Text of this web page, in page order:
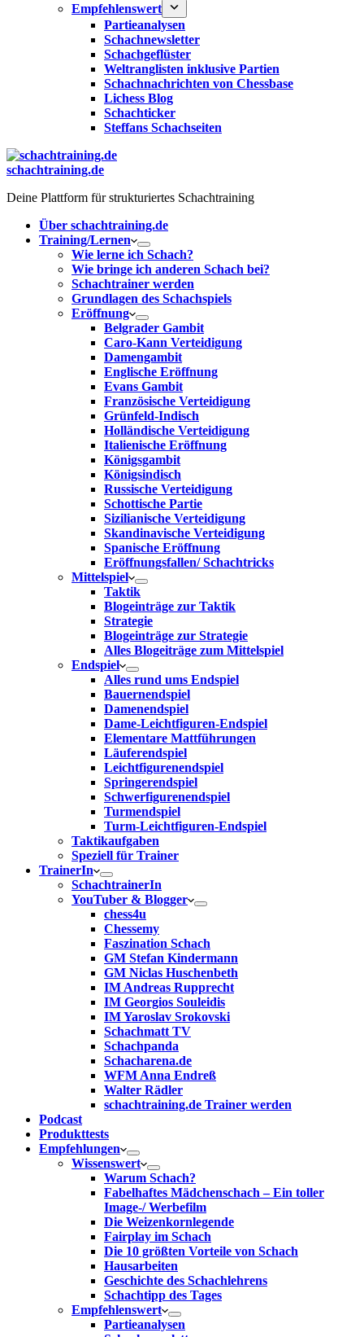
Empfehlenswert
Partieanalysen
Schachnewsletter
Schachgeflüster
Weltranglisten inklusive Partien
Schachnachrichten von Chessbase
Lichess Blog
Schachticker
Steffans Schachseiten
schachtraining.de
Deine Plattform für strukturiertes Schachtraining
Über schachtraining.de
Training/Lernen
Wie lerne ich Schach?
Wie bringe ich anderen Schach bei?
Schachtrainer werden
Grundlagen des Schachspiels
Eröffnung
Belgrader Gambit
Caro-Kann Verteidigung
Damengambit
Englische Eröffnung
Evans Gambit
Französische Verteidigung
Grünfeld-Indisch
Holländische Verteidigung
Italienische Eröffnung
Königsgambit
Königsindisch
Russische Verteidigung
Schottische Partie
Sizilianische Verteidigung
Skandinavische Verteidigung
Spanische Eröffnung
Eröffnungsfallen/ Schachtricks
Mittelspiel
Taktik
Blogeinträge zur Taktik
Strategie
Blogeinträge zur Strategie
Alles Blogeiträge zum Mittelspiel
Endspiel
Alles rund ums Endspiel
Bauernendspiel
Damenendspiel
Dame-Leichtfiguren-Endspiel
Elementare Mattführungen
Läuferendspiel
Leichtfigurenendspiel
Springerendspiel
Schwerfigurenendspiel
Turmendspiel
Turm-Leichtfiguren-Endspiel
Taktikaufgaben
Speziell für Trainer
TrainerIn
SchachtrainerIn
YouTuber & Blogger
chess4u
Chessemy
Faszination Schach
GM Stefan Kindermann
GM Niclas Huschenbeth
IM Andreas Rupprecht
IM Georgios Souleidis
IM Yaroslav Srokovski
Schachmatt TV
Schachpanda
Schacharena.de
WFM Anna Endreß
Walter Rädler
schachtraining.de Trainer werden
Podcast
Produkttests
Empfehlungen
Wissenswert
Warum Schach?
Fabelhaftes Mädchenschach – Ein toller
Image-/ Werbefilm
Die Weizenkornlegende
Fairplay im Schach
Die 10 größten Vorteile von Schach‎
Hausarbeiten
Geschichte des Schachlehrens
Schachtipp des Tages
Empfehlenswert
Partieanalysen